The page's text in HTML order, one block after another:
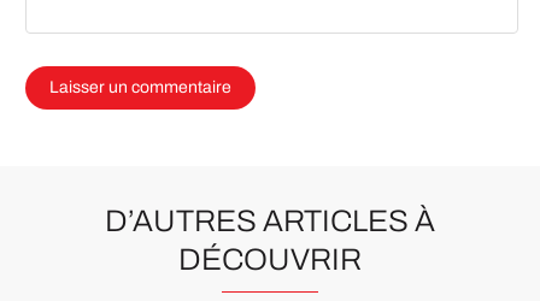
D’AUTRES ARTICLES À
DÉCOUVRIR